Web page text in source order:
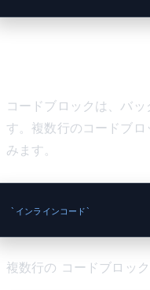
コードブロックは、バッ
す。複数行のコードブ
みます。
`インラインコード`
複数行の コードブロック